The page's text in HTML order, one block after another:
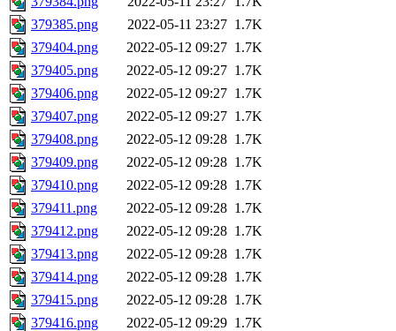
379385.png
2022-05-11 23:27 1.7K
379404.png
2022-05-12 09:27 1.7K
379405.png
2022-05-12 09:27 1.7K
379406.png
2022-05-12 09:27 1.7K
379407.png
2022-05-12 09:27 1.7K
379408.png
2022-05-12 09:28 1.7K
379409.png
2022-05-12 09:28 1.7K
379410.png
2022-05-12 09:28 1.7K
379411.png
2022-05-12 09:28 1.7K
379412.png
2022-05-12 09:28 1.7K
379413.png
2022-05-12 09:28 1.7K
379414.png
2022-05-12 09:28 1.7K
379415.png
2022-05-12 09:28 1.7K
379416.png
2022-05-12 09:29 1.7K